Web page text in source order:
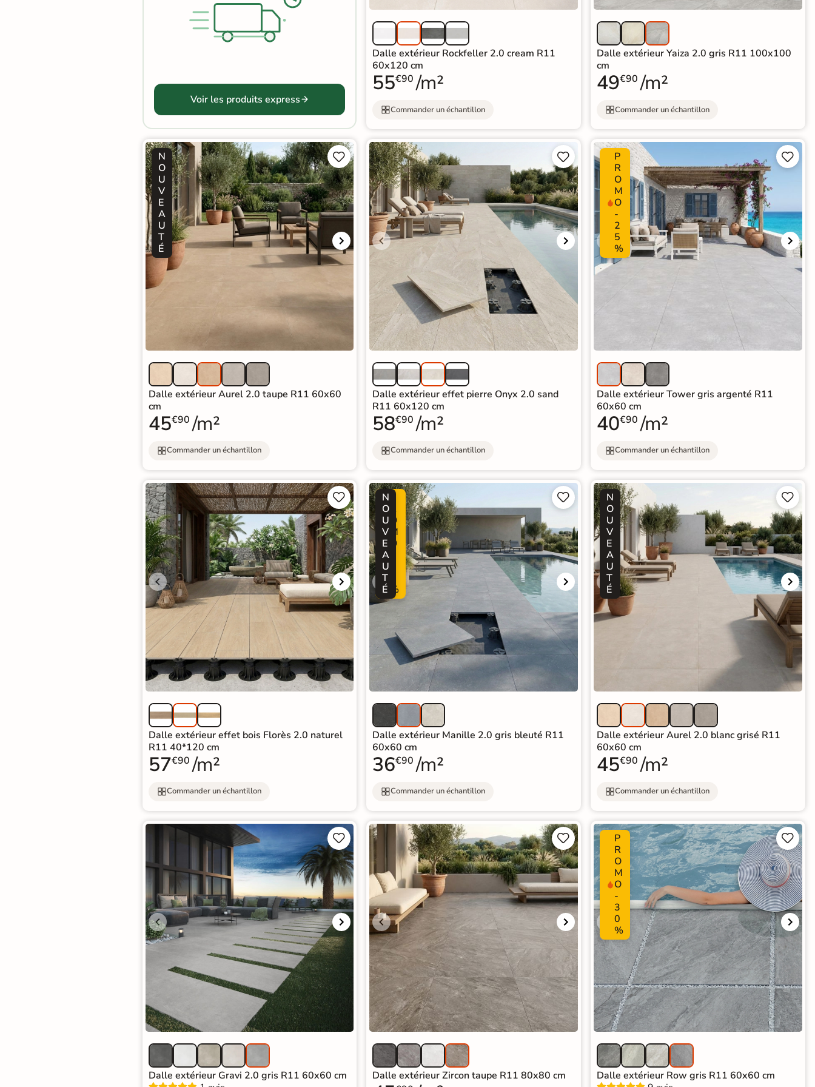
Voir les produits express
Dalle extérieur Rockfeller 2.0 cream R11
60x120 cm
55€90 /m²
Commander un échantillon
Dalle extérieur Yaiza 2.0 gris R11 100x100
cm
49€90 /m²
Commander un échantillon
N
O
U
V
E
A
U
T
É


Dalle extérieur Aurel 2.0 taupe R11 60x60
cm
45€90 /m²
Commander un échantillon


Dalle extérieur effet pierre Onyx 2.0 sand
R11 60x120 cm
58€90 /m²
Commander un échantillon
P
R
O
M
O
-
2
5
%


Dalle extérieur Tower gris argenté R11
60x60 cm
40€90 /m²
Commander un échantillon


Dalle extérieur effet bois Florès 2.0 naturel
R11 40*120 cm
57€90 /m²
Commander un échantillon
P
R
O
M
O
%
N
O
U
V
E
A
U
T
É


Dalle extérieur Manille 2.0 gris bleuté R11
60x60 cm
36€90 /m²
Commander un échantillon
N
O
U
V
E
A
U
T
É


Dalle extérieur Aurel 2.0 blanc grisé R11
60x60 cm
45€90 /m²
Commander un échantillon


Dalle extérieur Gravi 2.0 gris R11 60x60 cm


Dalle extérieur Zircon taupe R11 80x80 cm
P
R
O
M
O
-
3
0
%


Dalle extérieur Row gris R11 60x60 cm